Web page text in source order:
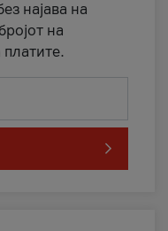
најава на
на
платите.